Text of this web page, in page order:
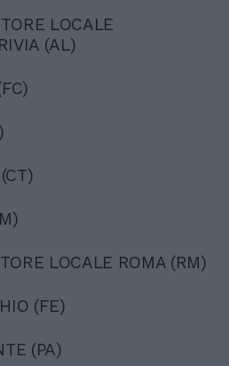
LOCALE
(AL)
LOCALE ROMA (RM)
(FE)
(PA)